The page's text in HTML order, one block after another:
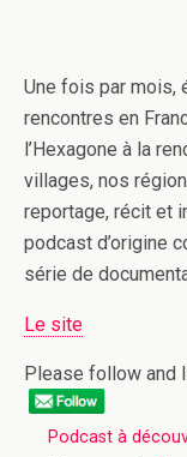
Une fois par mois,
rencontres en
l’Hexagone à la
villages, nos
reportage, récit et
podcast d’origine
série de
Le site
Please follow and
Podcast à